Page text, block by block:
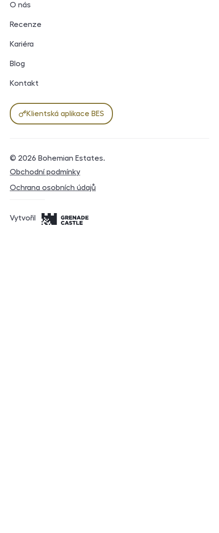
O nás
Recenze
Kariéra
Blog
Kontakt
Klientská aplikace BES
© 2026 Bohemian Estates.
Právní dokumenty
Obchodní podmínky
Ochrana osobních údajů
Vytvořil